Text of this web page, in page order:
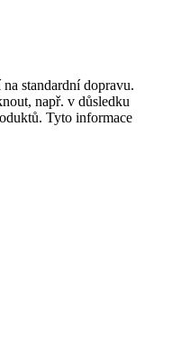
standardní dopravu.
např. v důsledku
Tyto informace